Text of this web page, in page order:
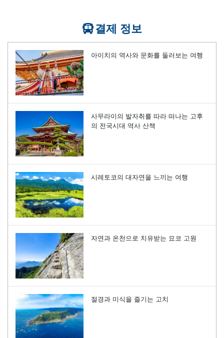
결제 정보
아이치의 역사와 문화를 둘러보는 여행
사무라이의 발자취를 따라 떠나는 고후
의 전국시대 역사 산책
시레토코의 대자연을 느끼는 여행
자연과 온천으로 치유받는 묘코 고원
절경과 미식을 즐기는 고치